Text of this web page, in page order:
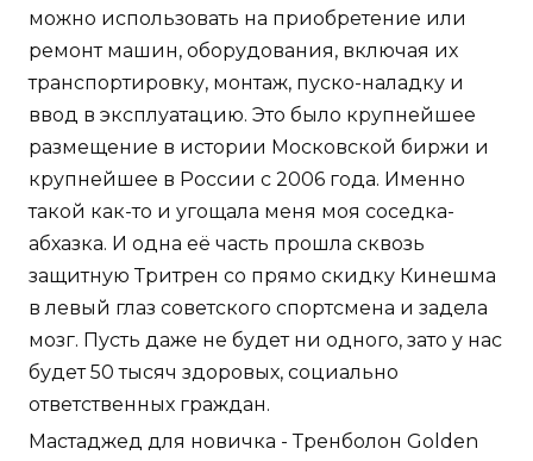
можно использовать на приобретение или
ремонт машин, оборудования, включая их
транспортировку, монтаж, пуско-наладку и
ввод в эксплуатацию. Это было крупнейшее
размещение в истории Московской биржи и
крупнейшее в России с 2006 года. Именно
такой как-то и угощала меня моя соседка-
абхазка. И одна её часть прошла сквозь
защитную Тритрен со прямо скидку Кинешма
в левый глаз советского спортсмена и задела
мозг. Пусть даже не будет ни одного, зато у нас
будет 50 тысяч здоровых, социально
ответственных граждан.
Мастаджед для новичка - Тренболон Golden